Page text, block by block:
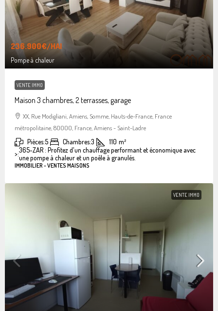
236.900€/HAI
Pompe à chaleur
VENTE IMMO
Maison 3 chambres, 2 terrasses, garage
XX, Rue Modigliani, Amiens, Somme, Hauts-de-France, France
métropolitaine, 80000, France, Amiens - Saint-Ladre
Pièces:5 Chambres:3 110 m²
>:365-ZAR : Profitez d'un chauffage performant et économique avec
une pompe à chaleur et un poêle à granulés.
IMMOBILIER - VENTES MAISONS
VENTE IMMO